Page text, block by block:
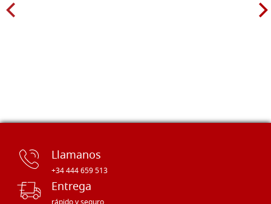
Llamanos
+34 444 659 513
Entrega